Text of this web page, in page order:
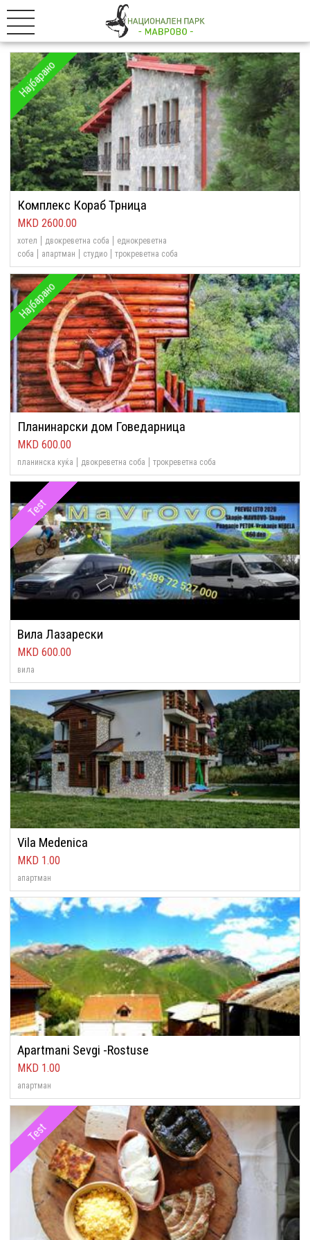
Најбарано
Комплекс Кораб Трница
2600.00
хотел двокреветна соба
еднокреветна
соба
апартман студио трокреветна соба
Најбарано
Планинарски дом Говедарница
600.00
планинска куќа двокреветна соба трокреветна соба
Test
Вила Лазарески
600.00
вила
Vila Medenica
1.00
апартман
Apartmani Sevgi -Rostuse
1.00
апартман
Test